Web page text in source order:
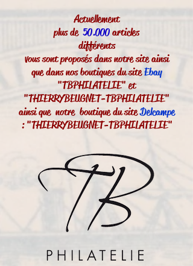
Actuellement
plus de50.000articles
différents
vous sont proposés dans notre site ainsi
que dans nos boutiques du siteEbay
"TBPHILATELIE" et
"THIERRYBEUGNET-TBPHILATELIE"
ainsi que notre boutique du siteDelcampe
: "THIERRYBEUGNET-TBPHILATELIE"